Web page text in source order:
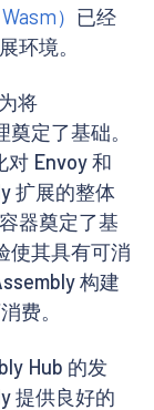
） 已经
环境。
将
定了基础。
Envoy 和
扩展的整体
器奠定了基
使其具有可消
构建
费。
Hub 的发
提供良好的